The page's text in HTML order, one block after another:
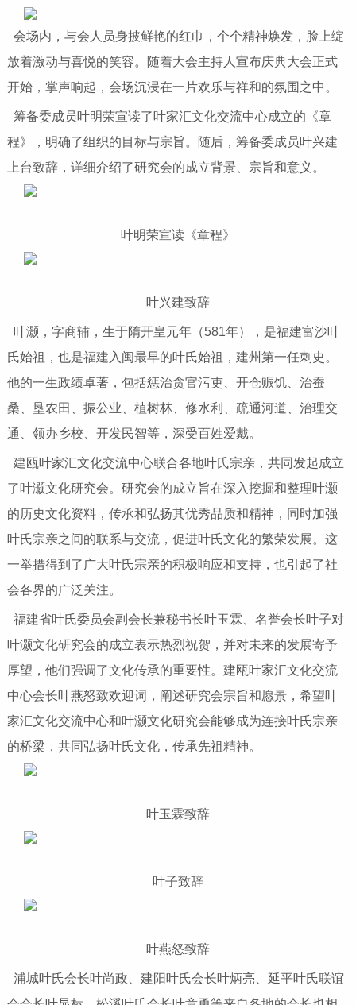
会场内，与会人员身披鲜艳的红巾，个个精神焕发，脸上绽
放着激动与喜悦的笑容。随着大会主持人宣布庆典大会正式
开始，掌声响起，会场沉浸在一片欢乐与祥和的氛围之中。
筹备委成员叶明荣宣读了叶家汇文化交流中心成立的《章
程》，明确了组织的目标与宗旨。随后，筹备委成员叶兴建
上台致辞，详细介绍了研究会的成立背景、宗旨和意义。
叶明荣宣读《章程》
叶兴建致辞
叶灏，字商辅，生于隋开皇元年（581年），是福建富沙叶
氏始祖，也是福建入闽最早的叶氏始祖，建州第一任刺史。
他的一生政绩卓著，包括惩治贪官污吏、开仓赈饥、治蚕
桑、垦农田、振公业、植树林、修水利、疏通河道、治理交
通、领办乡校、开发民智等，深受百姓爱戴。
建瓯叶家汇文化交流中心联合各地叶氏宗亲，共同发起成立
了叶灏文化研究会。研究会的成立旨在深入挖掘和整理叶灏
的历史文化资料，传承和弘扬其优秀品质和精神，同时加强
叶氏宗亲之间的联系与交流，促进叶氏文化的繁荣发展。这
一举措得到了广大叶氏宗亲的积极响应和支持，也引起了社
会各界的广泛关注。
福建省叶氏委员会副会长兼秘书长叶玉霖、名誉会长叶子对
叶灏文化研究会的成立表示热烈祝贺，并对未来的发展寄予
厚望，他们强调了文化传承的重要性。建瓯叶家汇文化交流
中心会长叶燕怒致欢迎词，阐述研究会宗旨和愿景，希望叶
家汇文化交流中心和叶灏文化研究会能够成为连接叶氏宗亲
的桥梁，共同弘扬叶氏文化，传承先祖精神。
叶玉霖致辞
叶子致辞
叶燕怒致辞
浦城叶氏会长叶尚政、建阳叶氏会长叶炳亮、延平叶氏联谊